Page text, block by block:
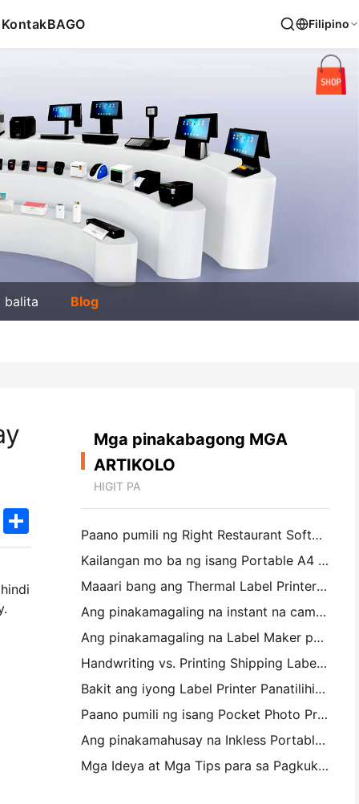
KontakBAGO Filipino
balita Blog
TwitterShare
Mga pinakabagong MGA
ARTIKOLO
HIGIT PA
Paano pumili ng Right Restaurant Software para sa iyong Maliit o Midsize Restaurant
Kailangan mo ba ng isang Portable A4 Printer para sa mga Warehouse Invoices? Ano talagang gumagana
Maaari bang ang Thermal Label Printers ay gumawa ng Waterproof Labels para sa mga maliliit na Producto ng negosyo?
Ang pinakamagaling na instant na camera para sa mga magsimula na ayaw magbasura ng papel
Ang pinakamagaling na Label Maker para sa Pagpapakita at Scrapbooking: Magdagdag ng Karagdagang Color sa bawat Pahina
Handwriting vs. Printing Shipping Labels: Tips for Small Businesses noong 2026
Bakit ang iyong Label Printer Panatilihin ang Jamming?
Paano pumili ng isang Pocket Photo Printer: Isang kumpletong pahayag para sa Pagmamamahayag, Travel, at iPhone Users
Ang pinakamahusay na Inkless Portable Printer para sa Travel, School, at Mobile Work: Hanin MT620 Pro Review
Mga Ideya at Mga Tips para sa Pagkukumpisal ng Kambahay at Dorm